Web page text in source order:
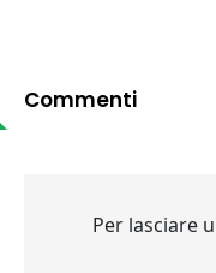
Commenti